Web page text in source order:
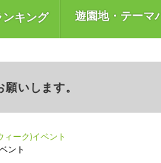
キング 遊園地・テーマ
いします。
ーク)イベント
ント